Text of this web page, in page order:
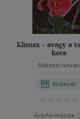
Klimax - avagy a
kora
Rákóczi István
Antikvár
Árinformációk